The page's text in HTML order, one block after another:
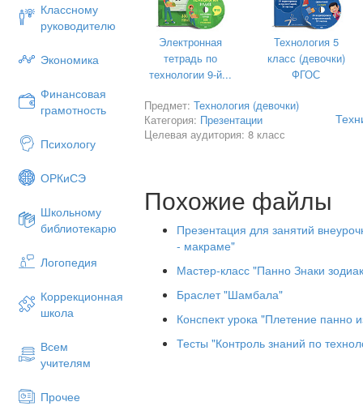
Классному
руководителю
Экономика
Финансовая
грамотность
Психологу
ОРКиСЭ
Школьному
библиотекарю
Логопедия
Коррекционная
школа
Всем
учителям
Прочее
считают моряков. Большой вклад в
использовали различные узлы как в
свободное время, оплетая все
В XIV веке моряки ознакомили с
Индии, Китая. Тогда же макраме
Америку, стало очень популярным в
Электронная
тетрадь по
технологии 9-й...
Технология 5
класс (девочки)
ФГОС
Предмет:Технология (девочки)
Категория: Презентации
Целевая аудитория: 8 класс
Похожие файлы
Презентация для занятий
- макраме"
Мастер-класс "Панно Знаки
Браслет "Шамбала"
Конспект урока "Плетение панно
Тесты "Контроль знаний по